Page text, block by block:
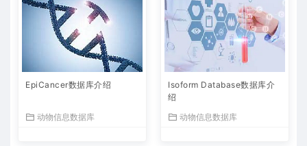
EpiCancer数据库介绍
动物信息数据库
Isoform Database数据库介
绍
动物信息数据库